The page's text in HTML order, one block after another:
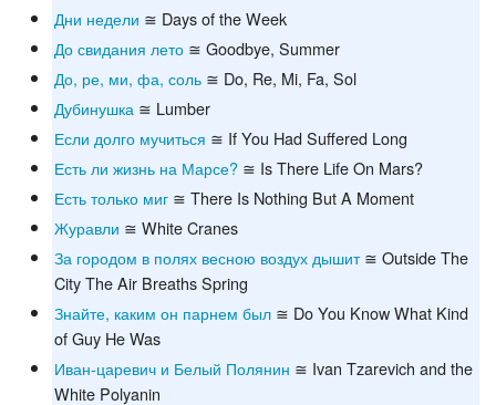
Дни недели ≅ Days of the Week
До свидания лето ≅ Goodbye, Summer
До, ре, ми, фа, соль ≅ Do, Re, Mi, Fa, Sol
Дубинушка ≅ Lumber
Если долго мучиться ≅ If You Had Suffered Long
Есть ли жизнь на Марсе? ≅ Is There Life On Mars?
Есть только миг ≅ There Is Nothing But A Moment
Журавли ≅ White Cranes
За городом в полях весною воздух дышит≅ Outside The
City The Air Breaths Spring
Знайте, каким он парнем был ≅ Do You Know What Kind
of Guy He Was
Иван-царевич и Белый Полянин ≅ Ivan Tzarevich and the
White Polyanin